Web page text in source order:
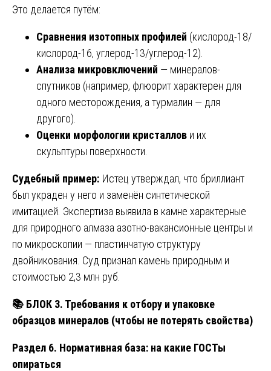
Это делается путём:
Сравнения изотопных профилей (кислород-18/
кислород-16, углерод-13/углерод-12).
Анализа микровключений — минералов-
спутников (например, флюорит характерен для
одного месторождения, а турмалин — для
другого).
Оценки морфологии кристаллов и их
скульптуры поверхности.
Судебный пример: Истец утверждал, что бриллиант
был украден у него и заменён синтетической
имитацией. Экспертиза выявила в камне характерные
для природного алмаза азотно-вакансионные центры и
по микроскопии — пластинчатую структуру
двойникования. Суд признал камень природным и
стоимостью 2,3 млн руб.
📚 БЛОК 3. Требования к отбору и упаковке
образцов минералов (чтобы не потерять свойства)
Раздел 6. Нормативная база: на какие ГОСТы
опираться